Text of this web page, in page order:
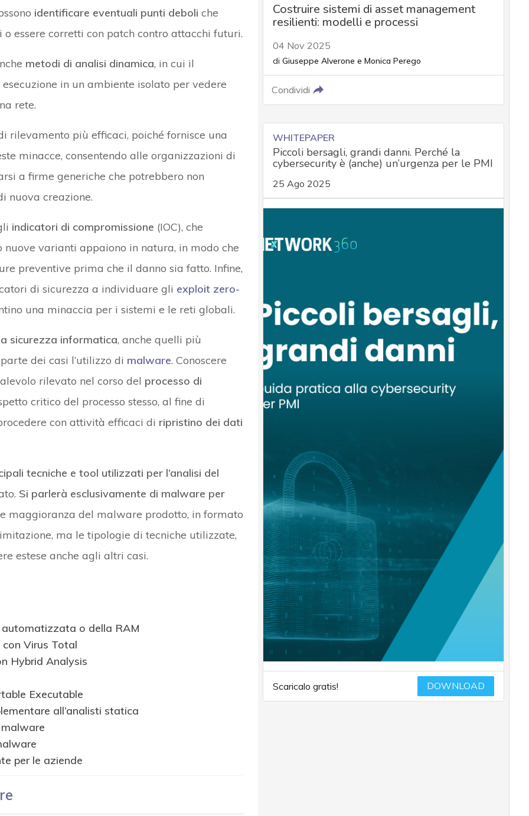
identificare eventuali punti deboli che
essere corretti con patch contro attacchi futuri.
metodi di analisi dinamica, in cui il
in un ambiente isolato per vedere
rete.
rilevamento più efficaci, poiché fornisce una
minacce, consentendo alle organizzazioni di
a firme generiche che potrebbero non
nuova creazione.
indicatori di compromissione (IOC), che
varianti appaiono in natura, in modo che
preventive prima che il danno sia fatto. Infine,
di sicurezza a individuare gli exploit zero-
una minaccia per i sistemi e le reti globali.
sicurezza informatica, anche quelli più
dei casi l’utilizzo di malware. Conoscere
rilevato nel corso del processo di
critico del processo stesso, al fine di
con attività efficaci di ripristino dei dati
tecniche e tool utilizzati per l’analisi del
Si parlerà esclusivamente di malware per
maggioranza del malware prodotto, in formato
ma le tipologie di tecniche utilizzate,
estese anche agli altri casi.
o della RAM
Virus Total
Hybrid Analysis
Executable
all’analisti statica
per le aziende
Costruire sistemi di asset management
resilienti: modelli e processi
04 Nov 2025
di Giuseppe Alverone e Monica Perego
Condividi
WHITEPAPER
Piccoli bersagli, grandi danni. Perché la
cybersecurity è (anche) un’urgenza per le PMI
25 Ago 2025
Scaricalo gratis! DOWNLOAD